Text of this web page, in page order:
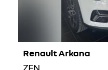
Renault Arkana
ZEN